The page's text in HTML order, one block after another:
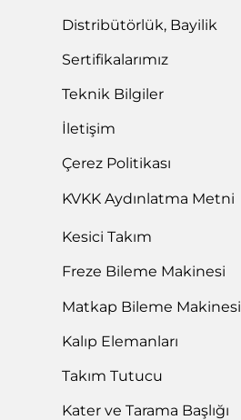
Distribütörlük, Bayilik
Sertifikalarımız
Teknik Bilgiler
İletişim
Çerez Politikası
KVKK Aydınlatma Metni
Kesici Takım
Freze Bileme Makinesi
Matkap Bileme Makinesi
Kalıp Elemanları
Takım Tutucu
Kater ve Tarama Başlığı